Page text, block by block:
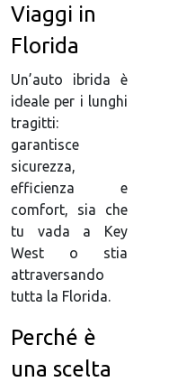
Viaggi in
Florida
Un’auto ibrida è
ideale per i lunghi
tragitti:
garantisce
sicurezza,
efficienza e
comfort, sia che
tu vada a Key
West o stia
attraversando
tutta la Florida.
Perché è
una scelta